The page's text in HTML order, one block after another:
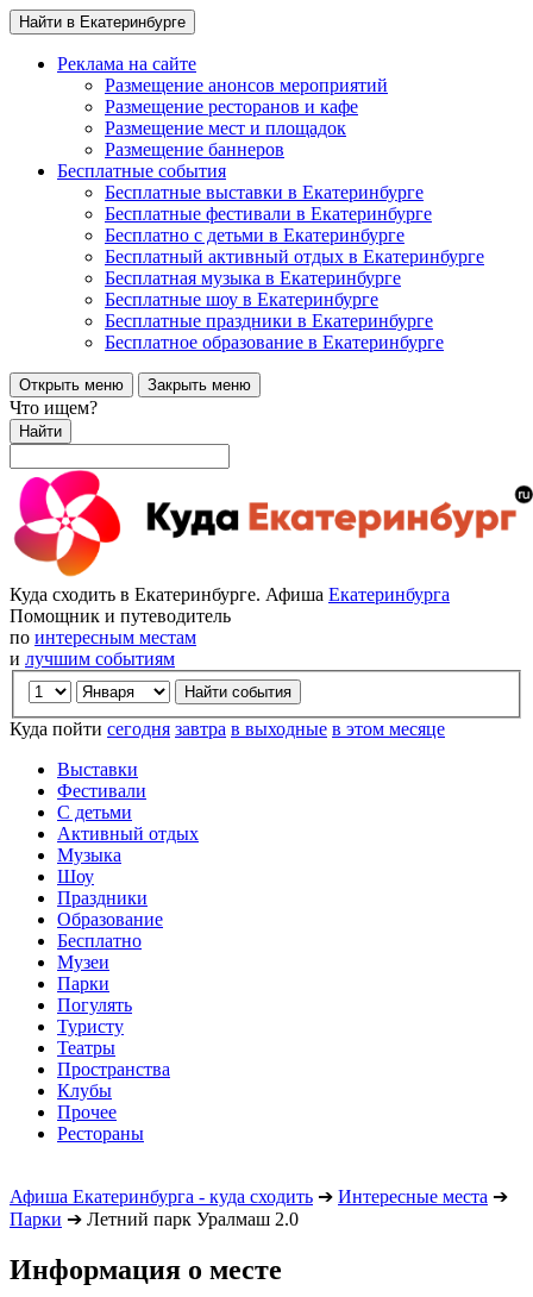
Найти в Екатеринбурге
Реклама на сайте
Размещение анонсов мероприятий
Размещение ресторанов и кафе
Размещение мест и площадок
Размещение баннеров
Бесплатные события
Бесплатные выставки в Екатеринбурге
Бесплатные фестивали в Екатеринбурге
Бесплатно с детьми в Екатеринбурге
Бесплатный активный отдых в Екатеринбурге
Бесплатная музыка в Екатеринбурге
Бесплатные шоу в Екатеринбурге
Бесплатные праздники в Екатеринбурге
Бесплатное образование в Екатеринбурге
Открыть меню Закрыть меню
Что ищем?
Найти
Куда сходить в Екатеринбурге. Афиша Екатеринбурга
Помощник и путеводитель
по интересным местам
и лучшим событиям
Куда пойти сегодня завтра в выходные в этом месяце
Выставки
Фестивали
С детьми
Активный отдых
Музыка
Шоу
Праздники
Образование
Бесплатно
Музеи
Парки
Погулять
Туристу
Театры
Пространства
Клубы
Прочее
Рестораны
Афиша Екатеринбурга - куда сходить ➔ Интересные места ➔
Парки ➔ Летний парк Уралмаш 2.0
Информация о месте